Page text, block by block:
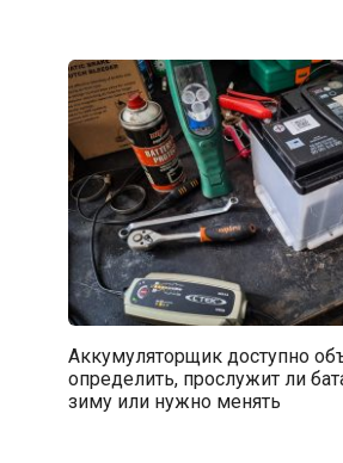
Аккумуляторщик доступно
определить, прослужит ли
зиму или нужно менять